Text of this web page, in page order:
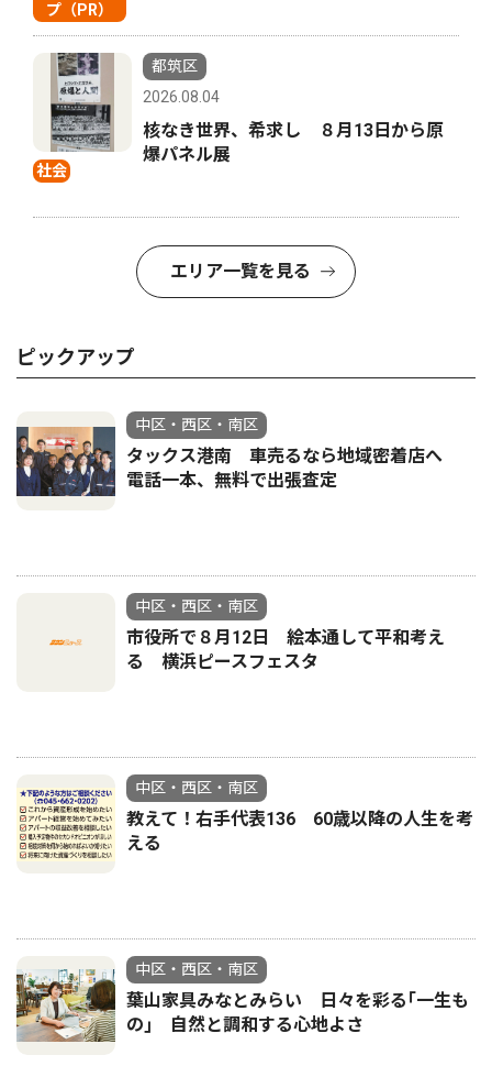
プ（PR）
社会
都筑区
2026.08.04
核なき世界、希求し ８月13日から原
爆パネル展
エリア一覧を見る
ピックアップ
中区・西区・南区
タックス港南 車売るなら地域密着店へ
電話一本、無料で出張査定
中区・西区・南区
市役所で８月12日 絵本通して平和考え
る 横浜ピースフェスタ
中区・西区・南区
教えて！右手代表136 60歳以降の人生を考
える
中区・西区・南区
葉山家具みなとみらい 日々を彩る｢一生も
の｣ 自然と調和する心地よさ